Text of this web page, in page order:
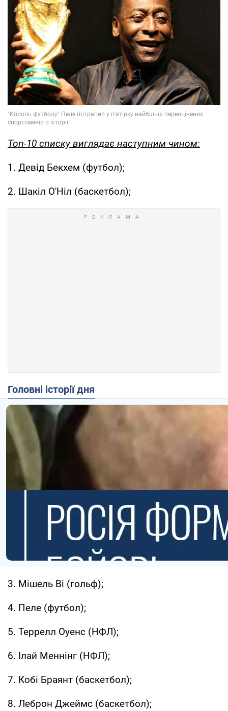
Топ-10 списку виглядає наступним чином:
1. Девід Бекхем (футбол);
2. Шакіл О'Ніл (баскетбол);
Головні історії дня
3. Мішель Ві (гольф);
4. Пеле (футбол);
5. Террелл Оуенс (НФЛ);
6. Ілай Меннінг (НФЛ);
7. Кобі Браянт (баскетбол);
8. Леброн Джеймс (баскетбол);